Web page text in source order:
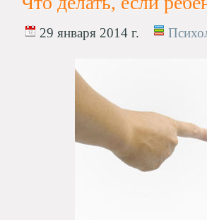
29 января 2014 г.